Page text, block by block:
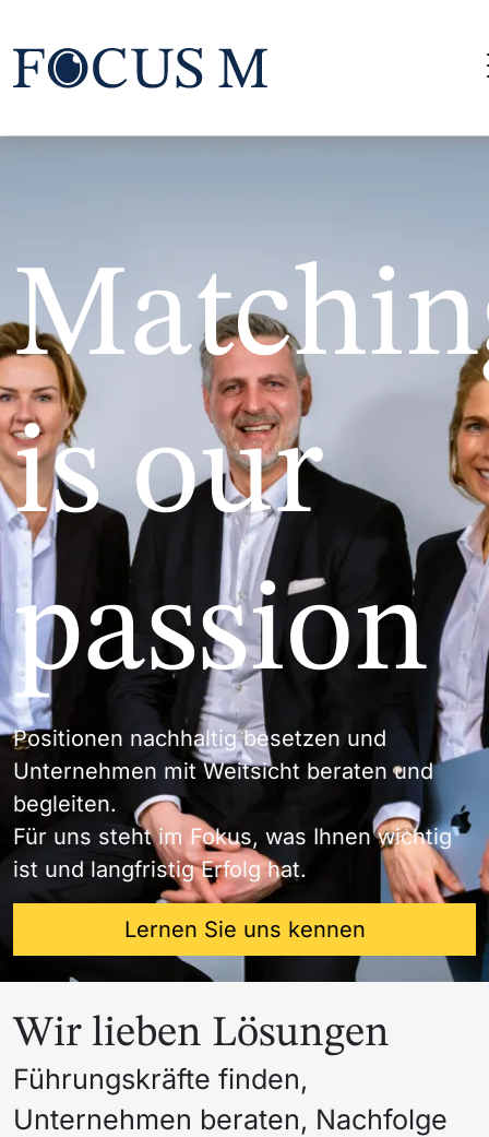
is our
passion
Positionen nachhaltig besetzen und
Unternehmen mit Weitsicht beraten und
begleiten.
Für uns steht im Fokus, was Ihnen wichtig
ist und langfristig Erfolg hat.
Lernen Sie uns kennen
Wir lieben Lösungen
Führungskräfte finden,
Unternehmen beraten, Nachfolge